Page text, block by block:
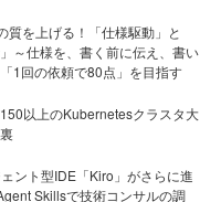
質を上げる！「仕様駆動」と
」～仕様を、書く前に伝え、書い
1回の依頼で80点」を目指す
以上のKubernetesクラスタ大
ント型IDE「Kiro」がさらに進
Skillsで技術コンサルの調